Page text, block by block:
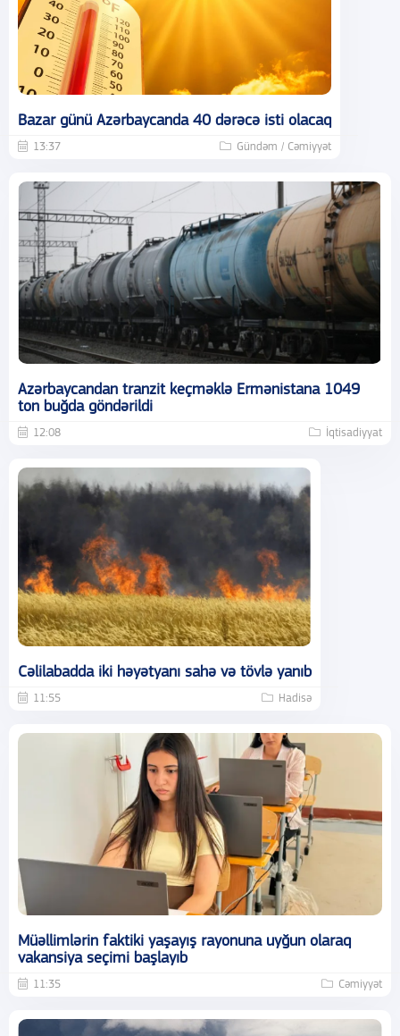
Bazar günü Azərbaycanda 40 dərəcə isti olacaq
13:37 Gündəm / Cəmiyyət
Azərbaycandan tranzit keçməklə Ermənistana 1049
ton buğda göndərildi
12:08 İqtisadiyyat
Cəlilabadda iki həyətyanı sahə və tövlə yanıb
11:55 Hadisə
Müəllimlərin faktiki yaşayış rayonuna uyğun olaraq
vakansiya seçimi başlayıb
11:35 Cəmiyyət